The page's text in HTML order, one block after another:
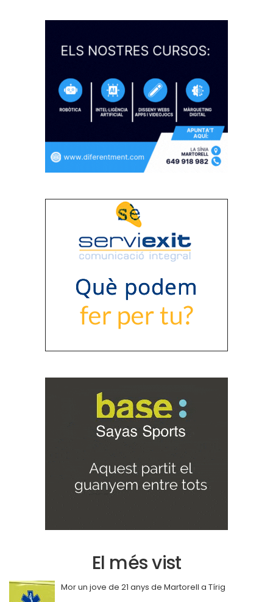
El més vist
Mor un jove de 21 anys de Martorell a Tírig